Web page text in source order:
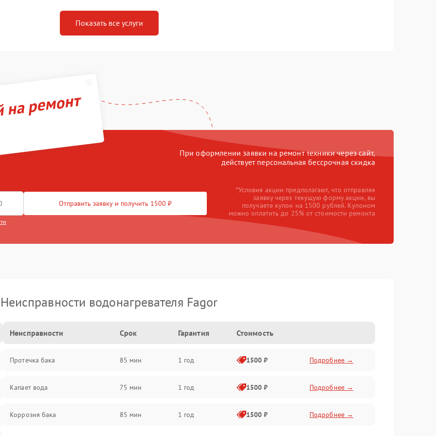
Показать все услуги
ремонт
При оформлении заявки на ремонт техники через сайт,
действует персональная бессрочная скидка
Отправить заявку и получить 1500 ₽
*Условия акции предполагают, что отправляя
заявку через текущую форму акции, вы
получаете купон на 1500 рублей. Купоном
можно оплатить до 25% от стоимости ремонта
Неисправности водонагревателя Fagor
Неисправности Срок Гарантия Стоимость
Протечка бака 85 мин 1 год 1500 ₽ Подробнее →
Капает вода 75 мин 1 год 1500 ₽ Подробнее →
Коррозия бака 85 мин 1 год 1500 ₽ Подробнее →